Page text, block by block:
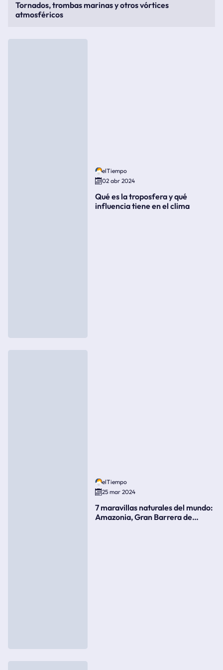
Tornados, trombas marinas y otros vórtices
atmosféricos
elTiempo
02 abr 2024
Qué es la troposfera y qué
influencia tiene en el clima
elTiempo
25 mar 2024
7 maravillas naturales del mundo:
Amazonia, Gran Barrera de